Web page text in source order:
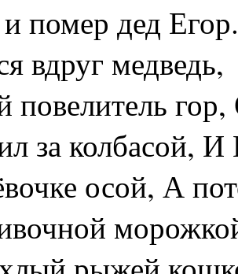
помер дед
вдруг медведь,
за колбасой, И
осой, А